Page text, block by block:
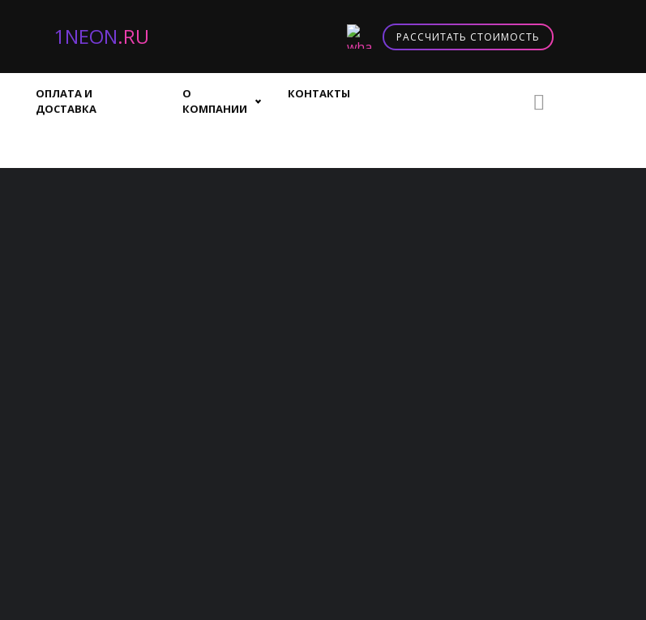
1NEON.RU РАССЧИТАТЬ СТОИМОСТЬ
ОПЛАТА И
ДОСТАВКА
О
КОМПАНИИ
КОНТАКТЫ